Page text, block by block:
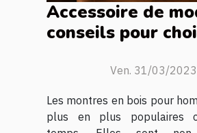
Accessoire de
conseils pour
homme ?Ven. 31/03/2023
Les montres en bois pour
plus en plus populaires